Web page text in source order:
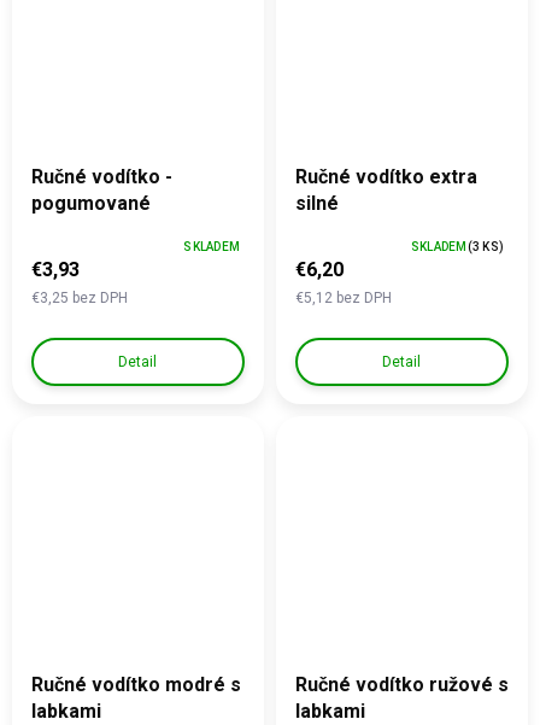
Ručné vodítko -
pogumované
€3,25 bez DPH
€3,93
SKLADEM
Detail
Ručné vodítko extra
silné
€5,12 bez DPH
€6,20
SKLADEM (3 KS)
Detail
Ručné vodítko modré s
labkami
Ručné vodítko ružové s
labkami